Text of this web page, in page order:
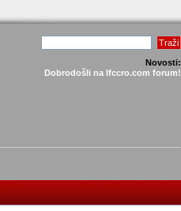
Novosti:
Dobrodošli na lfccro.com forum!